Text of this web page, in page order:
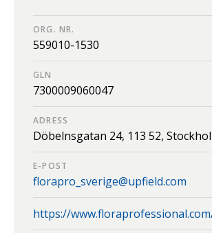
ORG. NR.
559010-1530
GLN
7300009060047
ADRESS
Döbelnsgatan 24, 113 52,
E-POST
florapro_sverige@upfield.com
https://